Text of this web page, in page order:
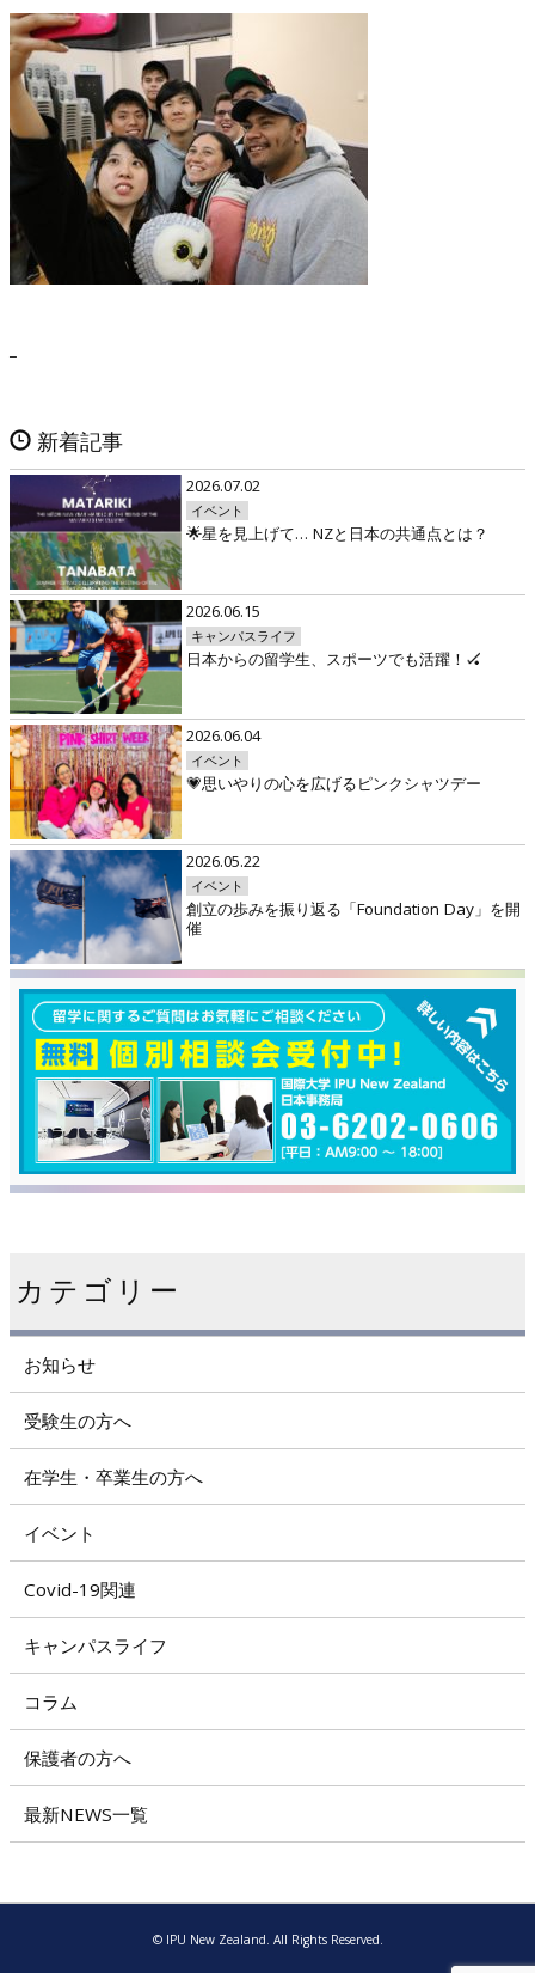
新着記事
2026.07.02
イベント
🌟星を見上げて… NZと日本の共通点とは？
2026.06.15
キャンパスライフ
日本からの留学生、スポーツでも活躍！🏑
2026.06.04
イベント
💗思いやりの心を広げるピンクシャツデー
2026.05.22
イベント
創立の歩みを振り返る「Foundation Day」を開
催
カテゴリー
お知らせ
受験生の方へ
在学生・卒業生の方へ
イベント
Covid-19関連
キャンパスライフ
コラム
保護者の方へ
最新NEWS一覧
© IPU New Zealand. All Rights Reserved.